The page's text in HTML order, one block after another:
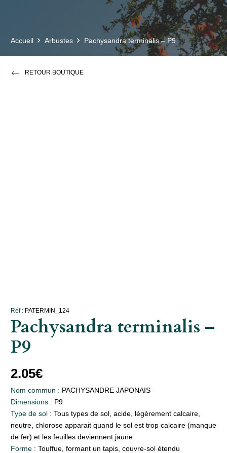
Accueil Arbustes Pachysandra terminalis – P9
RETOUR BOUTIQUE
Réf : PATERMIN_124
Pachysandra terminalis –
P9
2.05€
Nom commun : PACHYSANDRE JAPONAIS
Dimensions : P9
Type de sol : Tous types de sol, acide, légèrement calcaire,
neutre, chlorose apparait quand le sol est trop calcaire (manque
de fer) et les feuilles deviennent jaune
Forme : Touffue, formant un tapis, couvre-sol étendu